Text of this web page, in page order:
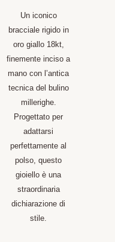
Un iconico
bracciale rigido in
oro giallo 18kt,
finemente inciso a
mano con l’antica
tecnica del bulino
millerighe.
Progettato per
adattarsi
perfettamente al
polso, questo
gioiello è una
straordinaria
dichiarazione di
stile.